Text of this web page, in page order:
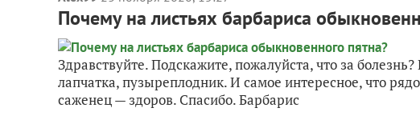
Почему на листьях барбариса
Здравствуйте. Подскажите, пожалуйста, что за
лапчатка, пузыреплодник. И самое интересное, что
саженец — здоров. Спасибо. Барбарис